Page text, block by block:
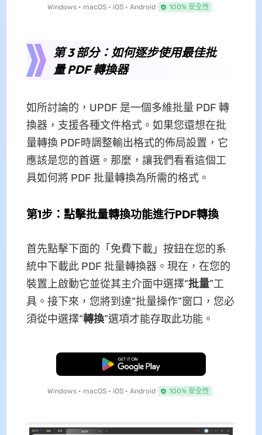
Windows • macOS • iOS • Android 100% 安全性
第 3 部分：如何逐步使用最佳批
量 PDF 轉換器
如所討論的，UPDF 是一個多維批量 PDF 轉
換器，支援各種文件格式。如果您還想在批
量轉換 PDF時調整輸出格式的佈局設置，它
應該是您的首選。那麼，讓我們看看這個工
具如何將 PDF 批量轉換為所需的格式。
第1步：點擊批量轉換功能進行PDF轉換
首先點擊下面的「免費下載」按鈕在您的系
統中下載此 PDF 批量轉換器。現在，在您的
裝置上啟動它並從其主介面中選擇“批量”工
具。接下來，您將到達“批量操作”窗口，您必
須從中選擇“轉換”選項才能存取此功能。
免費下載
Windows • macOS • iOS • Android 100% 安全性